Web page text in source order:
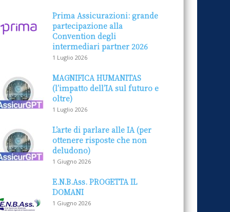
Prima Assicurazioni: grande
partecipazione alla
Convention degli
intermediari partner 2026
1 Luglio 2026
MAGNIFICA HUMANITAS
(l’impatto dell’IA sul futuro e
oltre)
1 Luglio 2026
L’arte di parlare alle IA (per
ottenere risposte che non
deludono)
1 Giugno 2026
E.N.B.Ass. PROGETTA IL
DOMANI
1 Giugno 2026